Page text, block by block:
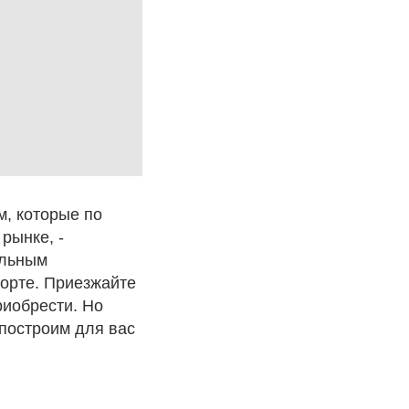
которые по
рынке, -
Приезжайте
Но
для вас